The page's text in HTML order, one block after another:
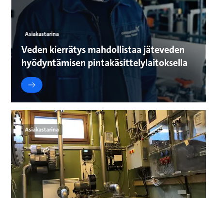
Asiakastarina
Veden kierrätys mahdollistaa jäteveden
hyödyntämisen pintakäsittelylaitoksella
Asiakastarina